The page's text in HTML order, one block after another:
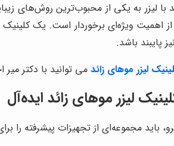
با لیزر به یکی از محبوب‌ترین روش‌های
ویژه‌ای برخوردار است. یک کلینیک
پایبند باشد.
لیزر موهای زائدمی توانید با دکتر
لیزر موهای زائد ایده‌آل
باید مجموعه‌ای از تجهیزات پیشرفته را